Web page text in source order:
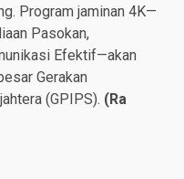
Program jaminan 4K—
Pasokan,
Efektif—akan
Gerakan
(GPIPS). (Ra